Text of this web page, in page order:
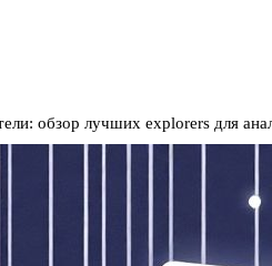
обзор лучших explorers для